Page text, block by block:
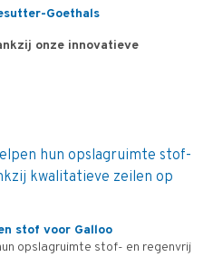
Goethals
onze innovatieve
stof voor Galloo
opslagruimte stof- en regenvrij